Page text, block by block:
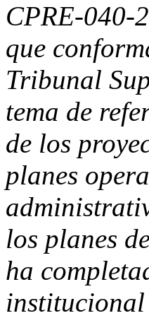
CPRE-040-
que
Tribunal
tema de
de los
planes
los planes
ha
institucional